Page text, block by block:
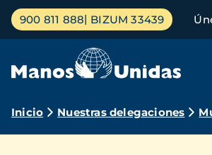
Pasar
contenido
Menú
principal
900 811 888 BIZUM 33439
Ruta
Inicio Nuestras delegaciones